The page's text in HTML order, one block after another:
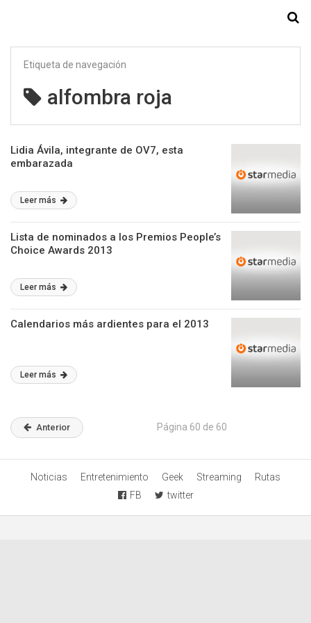
Etiqueta de navegación
alfombra roja
Lidia Ávila, integrante de OV7, esta
embarazada
Leer más
Lista de nominados a los Premios People’s
Choice Awards 2013
Leer más
Calendarios más ardientes para el 2013
Leer más
Anterior Página 60 de 60
Noticias Entretenimiento Geek Streaming
Rutas
FB
twitter